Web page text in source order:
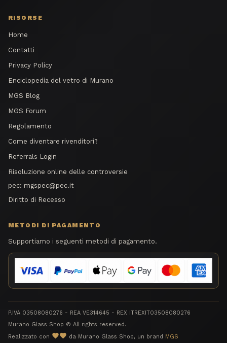
RISORSE
Home
Contatti
Privacy Policy
Enciclopedia del vetro di Murano
MGS Blog
MGS Forum
Regolamento
Come diventare rivenditori?
Referrals Login
Risoluzione online delle controversie
pec: mgspec@pec.it
Diritto di Recesso
METODI DI PAGAMENTO
Supportiamo i seguenti metodi di pagamento.
P.IVA 03508080276 - REA VE314645 - REX ITREXIT03508080276
Murano Glass Shop © All rights reserved.
Realizzato con
favorite da Murano Glass Shop, un brand MGS